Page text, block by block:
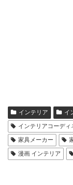
インテリア イ
インテリアコーディ
家具メーカー
漫画 インテリア